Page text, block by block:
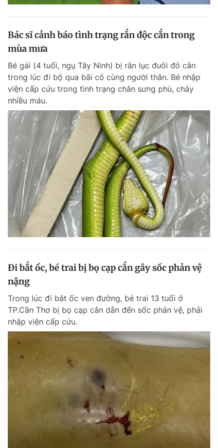
Bác sĩ cảnh báo tình trạng rắn độc cắn trong
mùa mưa
Bé gái (4 tuổi, ngụ Tây Ninh) bị rắn lục đuôi đỏ cắn
trong lúc đi bộ qua bãi cỏ cùng người thân. Bé nhập
viện cấp cứu trong tình trạng chân sưng phù, chảy
nhiều máu.
Đi bắt ốc, bé trai bị bọ cạp cắn gây sốc phản vệ
nặng
Trong lúc đi bắt ốc ven đường, bé trai 13 tuổi ở
TP.Cần Thơ bị bọ cạp cắn dẫn đến sốc phản vệ, phải
nhập viện cấp cứu.